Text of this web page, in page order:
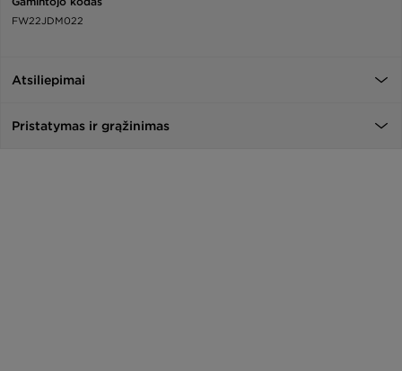
FW22JDM022
Atsiliepimai
Pristatymas ir grąžinimas